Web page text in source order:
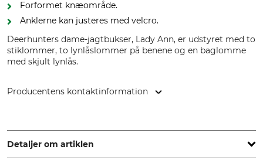
Forformet knæområde.
Anklerne kan justeres med velcro.
Deerhunters dame-jagtbukser, Lady Ann, er udstyret med to
stiklommer, to lynlåslommer på benene og en baglomme
med skjult lynlås.
Producentens kontaktinformation
www.deerhunter.eu
Detaljer om artiklen